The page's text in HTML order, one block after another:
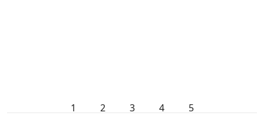
1 2 3 4 5